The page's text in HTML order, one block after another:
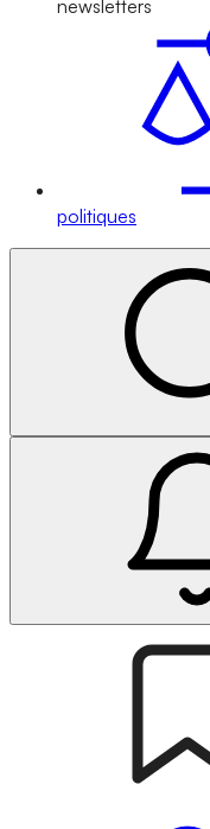
newsletters
politiques